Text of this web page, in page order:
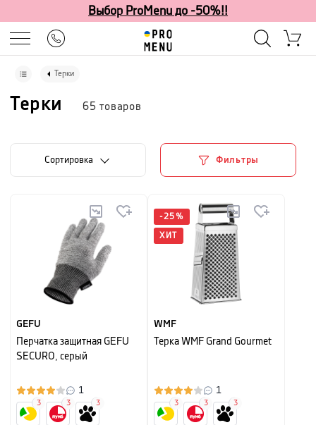
Выбор ProMenu до -50%!!
Терки
Терки 65 товаров
Cортировка Фильтры
GEFU
Перчатка защитная GEFU
SECURO, серый
1
3 3 3
-25 %
ХИТ
WMF
Терка WMF Grand Gourmet
1
3 3 3